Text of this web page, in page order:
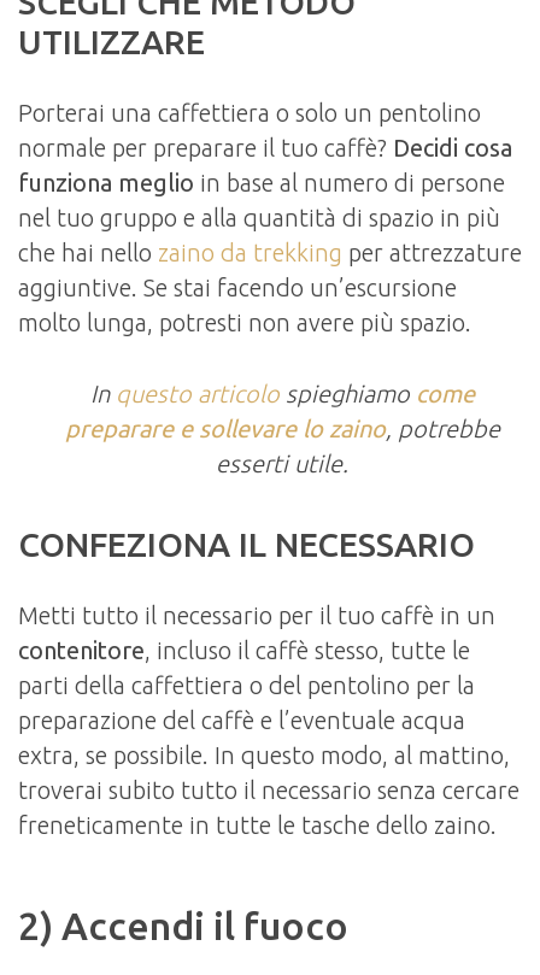
UTILIZZARE
Porterai una caffettiera o solo un pentolino
normale per preparare il tuo caffè? Decidi cosa
funziona meglio in base al numero di persone
nel tuo gruppo e alla quantità di spazio in più
che hai nello zaino da trekking per attrezzature
aggiuntive. Se stai facendo un’escursione
molto lunga, potresti non avere più spazio.
In questo articolospieghiamo come
preparare e sollevare lo zaino, potrebbe
esserti utile.
CONFEZIONA IL NECESSARIO
Metti tutto il necessario per il tuo caffè in un
contenitore, incluso il caffè stesso, tutte le
parti della caffettiera o del pentolino per la
preparazione del caffè e l’eventuale acqua
extra, se possibile. In questo modo, al mattino,
troverai subito tutto il necessario senza cercare
freneticamente in tutte le tasche dello zaino.
2) Accendi il fuoco